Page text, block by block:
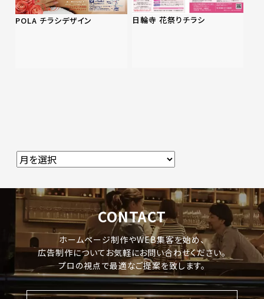
POLA チラシデザイン 日輪寺 花祭りチラシ
CONTACT
ホームページ制作やWEB集客を始め、
広告制作についてお気軽にお問い合わせください。
プロの視点で最適なご提案を致します。